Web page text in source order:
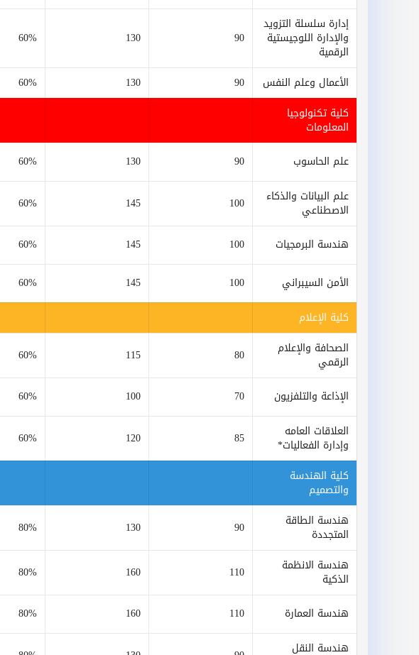
إدارة سلسلة التزويد
والإدارة اللوجيستية
الرقمية
90
130
60%
الأعمال وعلم النفس 90
130
60%
كلية تكنولوجيا
المعلومات
علم الحاسوب
90
130
60%
علم البيانات والذكاء
الاصطناعي 100
145
60%
هندسة البرمجيات 100
145
60%
الأمن السيبراني
100
145
60%
كلية الإعلام
الصحافة والإعلام
الرقمي 80
115
60%
الإذاعة والتلفزيون 70
100
60%
العلاقات العامه
وإدارة الفعاليات* 85
120
60%
كلية الهندسة
والتصميم
هندسة الطاقة
المتجددة 90
130
80%
هندسة الانظمة
الذكية 110
160
80%
هندسة العمارة 110
160
80%
هندسة النقل